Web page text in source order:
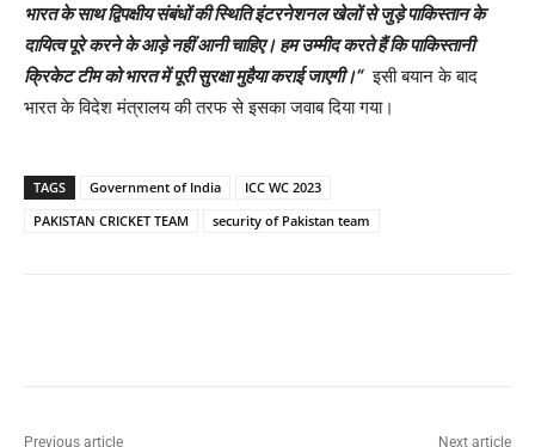
भारत के साथ द्विपक्षीय संबंधों की स्थिति इंटरनेशनल खेलों से जुड़े पाकिस्तान के
दायित्व पूरे करने के आड़े नहीं आनी चाहिए। हम उम्मीद करते हैं कि पाकिस्तानी
क्रिकेट टीम को भारत में पूरी सुरक्षा मुहैया कराई जाएगी।“इसी बयान के बाद
भारत के विदेश मंत्रालय की तरफ से इसका जवाब दिया गया।
TAGS Government of India
ICC WC 2023
PAKISTAN CRICKET TEAM
security of Pakistan team
Previous article Next article